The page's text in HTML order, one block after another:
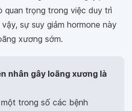
quan trọng trong việc duy trì
sự suy giảm hormone này
xương sớm.
nhân gây loãng xương là
trong số các bệnh